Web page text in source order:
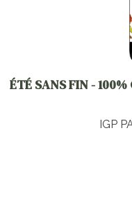
ÉTÉ SANS FIN -
IGP